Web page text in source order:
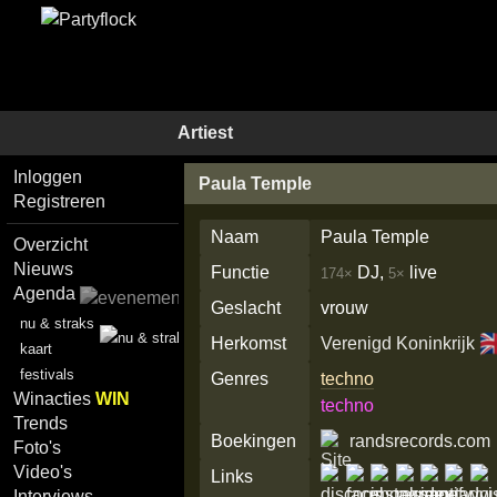
Artiest
Inloggen
Registreren
Overzicht
Nieuws
Agenda
nu & straks
kaart
festivals
WinactiesWIN
Trends
Foto's
Video's
Paula Temple
Naam
Paula Temple
Functie
174× DJ, 5×
live
Geslacht
vrouw
Herkomst
Verenigd Koninkrijk
Genres
techno
techno
Boekingen
Links